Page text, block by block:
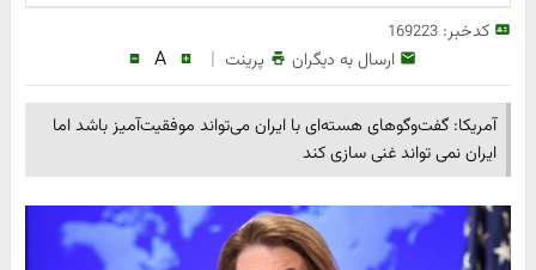
کدخبر:169223
ارسال به دیگران پرینت |
A
آمریکا: گفت‌وگوهای هسته‌ای با ایران می‌تواند موفقیت‌آمیز باشد اما
ایران نمی تواند غنی سازی کند